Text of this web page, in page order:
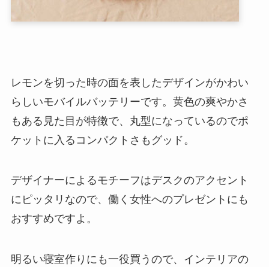
レモンを切った時の面を表したデザインがかわい
らしいモバイルバッテリーです。黄色の爽やかさ
もある見た目が特徴で、丸型になっているのでポ
ケットに入るコンパクトさもグッド。
デザイナーによるモチーフはデスクのアクセント
にピッタリなので、働く女性へのプレゼントにも
おすすめですよ。
明るい寝室作りにも一役買うので、インテリアの